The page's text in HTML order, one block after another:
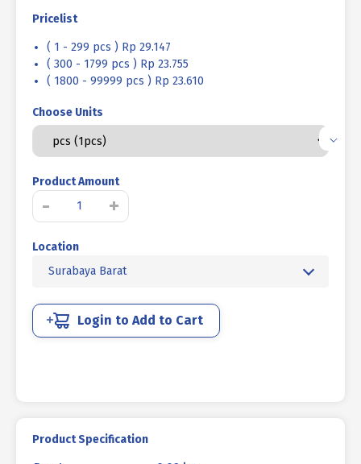
Pricelist
( 1 - 299 pcs ) Rp 29.147
( 300 - 1799 pcs ) Rp 23.755
( 1800 - 99999 pcs ) Rp 23.610
Choose Units
Product Amount
-
Kuantitas
TANAM
STAINLESS
304
M10
+
Location
Surabaya Barat
Login to Add to Cart
Product Specification